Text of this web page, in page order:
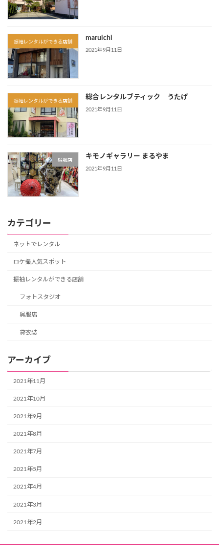
振袖レンタルができる店舗
maruichi
2021年9月11日
振袖レンタルができる店舗
総合レンタルブティック うたげ
2021年9月11日
呉服店
キモノギャラリー まるやま
2021年9月11日
カテゴリー
ネットでレンタル
ロケ撮人気スポット
振袖レンタルができる店舗
フォトスタジオ
呉服店
貸衣装
アーカイブ
2021年11月
2021年10月
2021年9月
2021年8月
2021年7月
2021年5月
2021年4月
2021年3月
2021年2月